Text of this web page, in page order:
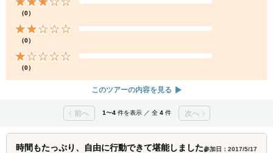
（0）
（0）
（0）
このツアーの内容を見る
前へ 1〜4件を表示 ／ 全 4件 次へ
時間もたっぷり、自由に行動できて堪能しました。参加日：2017/5/17